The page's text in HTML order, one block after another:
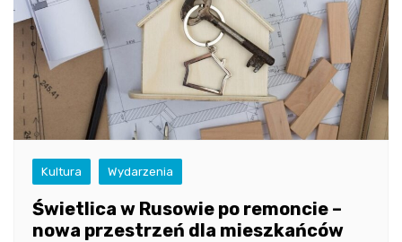
Kultura Wydarzenia
Świetlica w Rusowie po remoncie –
nowa przestrzeń dla mieszkańców